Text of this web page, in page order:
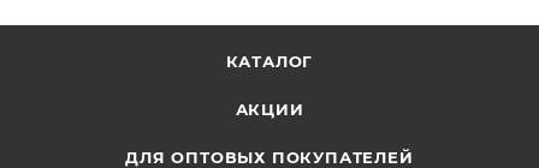
Материал Акрил
КАТАЛОГ
АКЦИИ
ДЛЯ ОПТОВЫХ ПОКУПАТЕЛЕЙ